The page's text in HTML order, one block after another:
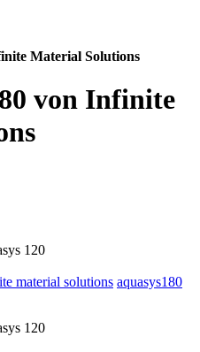
Material Solutions
von Infinite
material solutions aquasys180